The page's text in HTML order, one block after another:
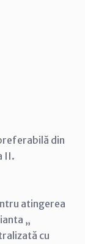
din
II.
atingerea
„
cu